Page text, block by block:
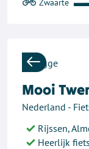
Previous
Mooi
Nederland -
Rijssen,
Heerlijk